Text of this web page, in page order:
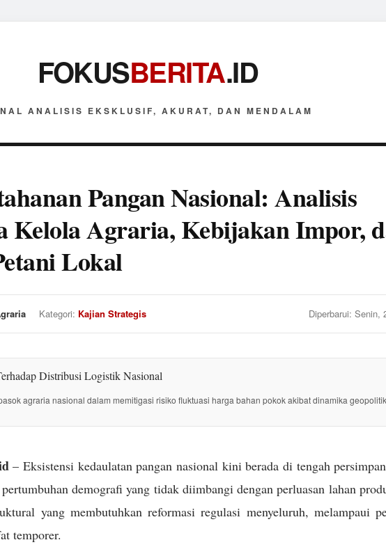
FOKUSBERITA.ID
ANALISIS EKSKLUSIF, AKURAT, DAN MENDALAM
Pangan Nasional: Analisis
Kelola Agraria, Kebijakan Impor,
Lokal
Kategori: Kajian Strategis Diperbarui: Senin,
agraria nasional dalam memitigasi risiko fluktuasi harga bahan pokok akibat dinamika
– Eksistensi kedaulatan pangan nasional kini berada di tengah
demografi yang tidak diimbangi dengan perluasan lahan
yang membutuhkan reformasi regulasi menyeluruh, melampaui
temporer.